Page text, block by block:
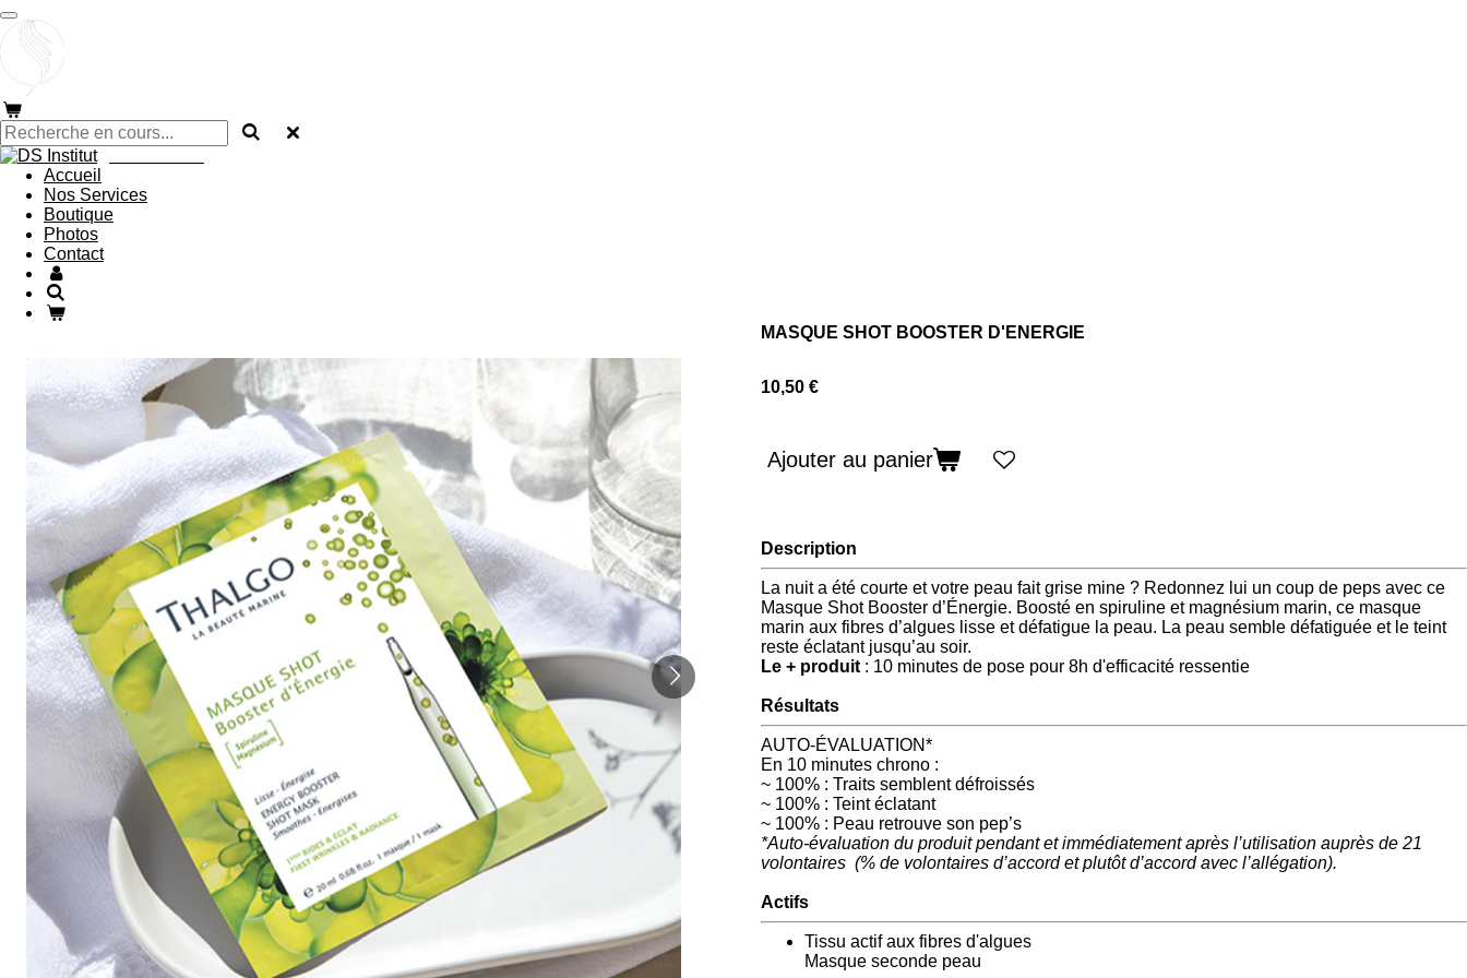
Passer
au
contenu
principal
Accueil
Nos Services
Boutique
Photos
Contact
MASQUE SHOT BOOSTER D'ENERGIE
10,50 €
Ajouter au panier
Description
La nuit a été courte et votre peau fait grise mine ? Redonnez lui un coup de peps avec ce
Masque Shot Booster d’Énergie. Boosté en spiruline et magnésium marin, ce masque
marin aux fibres d’algues lisse et défatigue la peau. La peau semble défatiguée et le teint
reste éclatant jusqu’au soir.
Le + produit : 10 minutes de pose pour 8h d'efficacité ressentie
Résultats
AUTO-ÉVALUATION*
En 10 minutes chrono :
~ 100% : Traits semblent défroissés
~ 100% : Teint éclatant
~ 100% : Peau retrouve son pep’s
*Auto-évaluation du produit pendant et immédiatement après l’utilisation auprès de 21
volontaires (% de volontaires d’accord et plutôt d’accord avec l’allégation).
Actifs
Tissu actif aux fibres d'algues
Masque seconde peau